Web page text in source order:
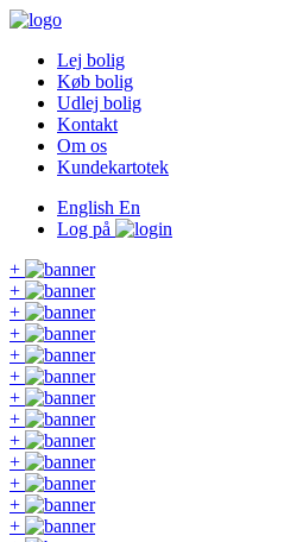
Lej bolig
Køb bolig
Udlej bolig
Kontakt
Om os
Kundekartotek
English En
Log på
+
+
+
+
+
+
+
+
+
+
+
+
+